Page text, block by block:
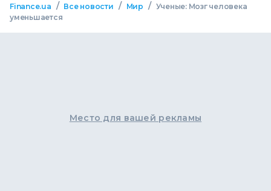
Finance.ua / Все новости / Мир / Ученые: Мозг человека
уменьшается
Место для вашей рекламы